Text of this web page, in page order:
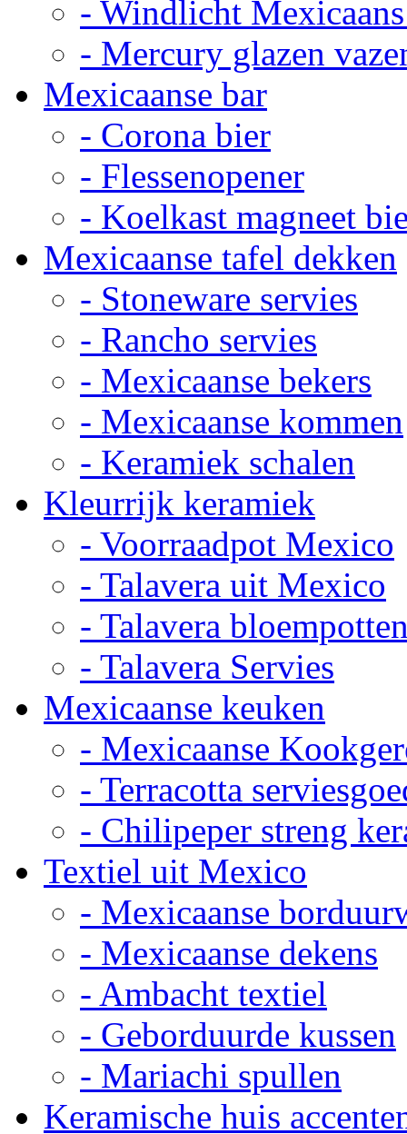
- Windlicht
- Mercury glazen
Mexicaanse bar
- Corona bier
- Flessenopener
- Koelkast magneet
Mexicaanse tafel dekken
- Stoneware servies
- Rancho servies
- Mexicaanse bekers
- Mexicaanse kommen
- Keramiek schalen
Kleurrijk keramiek
- Voorraadpot Mexico
- Talavera uit Mexico
- Talavera
- Talavera Servies
Mexicaanse keuken
- Mexicaanse
- Terracotta
- Chilipeper streng
Textiel uit Mexico
- Mexicaanse
- Mexicaanse dekens
- Ambacht textiel
- Geborduurde kussen
- Mariachi spullen
Keramische huis